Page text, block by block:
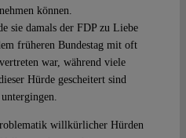
können.
sie damals der FDP zu Liebe
früheren Bundestag mit oft
war, während viele
Hürde gescheitert sind
willkürlicher Hürden